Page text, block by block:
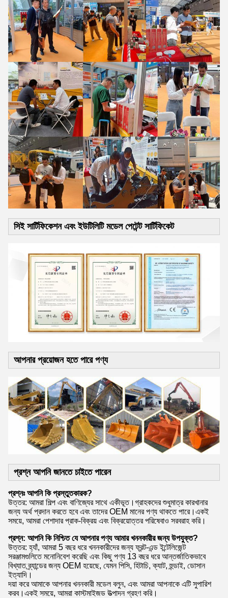
সিই সার্টিফিকেশন এবং ইউটিলিটি মডেল পেটেন্ট সার্টিফিকেট
আপনার প্রয়োজন হতে পারে পণ্য
প্রশ্ন আপনি জানতে চাইতে পারেন
প্রশ্নঃ আপনি কি প্রস্তুতকারক?
উত্তর: আমরা শিল্প এবং বাণিজ্যের সাথে একীভূত।গ্রাহকদের শুধুমাত্র কারখানার
জন্য অর্থ প্রদান করতে হবে এবং তাদের OEM মানের পণ্য থাকতে পারে।একই
সময়ে, আমরা পেশাদার প্রাক-বিক্রয় এবং বিক্রয়োত্তর পরিষেবাও সরবরাহ করি।
প্রশ্ন: আপনি কি নিশ্চিত যে আপনার পণ্য আমার খননকারীর জন্য উপযুক্ত?
উত্তর: হ্যাঁ, আমরা 5 বছর ধরে খননকারীদের জন্য ফ্রন্ট-এন্ড ইন্টেলিজেন্ট
সরঞ্জামগুলিতে মনোনিবেশ করেছি এবং কিছু পণ্য 13 বছর ধরে আন্তর্জাতিকভাবে
বিখ্যাত ব্র্যান্ডের জন্য OEM হয়েছে, যেমন পিসি, হিটাচি, ক্যাট, হুন্ডাই, ডোসান
ইত্যাদি।
দয়া করে আমাকে আপনার খননকারী মডেল বলুন, এবং আমরা আপনাকে এটি সুপারিশ
করব।একই সময়ে, আমরা কাস্টমাইজড উত্পাদন গ্রহণ করি।